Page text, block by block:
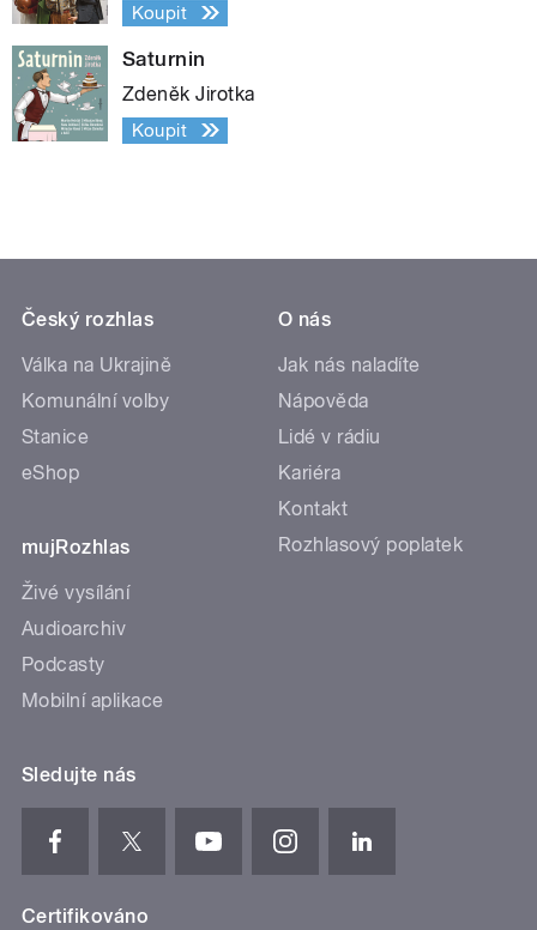
Koupit
Saturnin
Zdeněk Jirotka
Koupit
Český rozhlas
Válka na Ukrajině
Komunální volby
Stanice
eShop
mujRozhlas
Živé vysílání
Audioarchiv
Podcasty
Mobilní aplikace
O nás
Jak nás naladíte
Nápověda
Lidé v rádiu
Kariéra
Kontakt
Rozhlasový poplatek
Sledujte nás
Certifikováno